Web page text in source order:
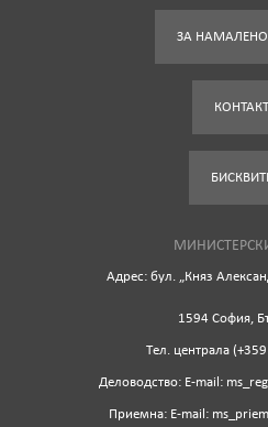
ЗА НАМАЛЕНО
Адрес: бул. „Княз
1594 София,
Tел. централа
Деловодство: Е-mail:
Приемна: Е-mail: